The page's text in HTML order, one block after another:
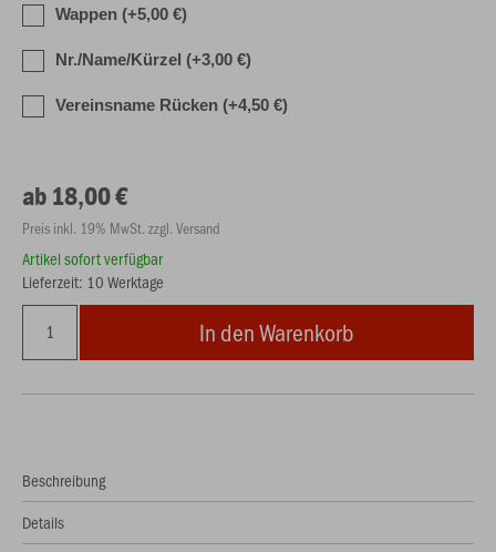
Wappen (+5,00 €)
Nr./Name/Kürzel (+3,00 €)
Vereinsname Rücken (+4,50 €)
ab 18,00 €
Preis inkl. 19% MwSt. zzgl. Versand
Artikel sofort verfügbar
Lieferzeit: 10 Werktage
In den Warenkorb
Beschreibung
Details